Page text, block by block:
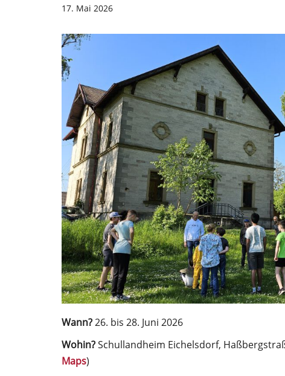
17. Mai 2026
Wann?26. bis 28. Juni 2026
Wohin?Schullandheim Eichelsdorf,
Maps)